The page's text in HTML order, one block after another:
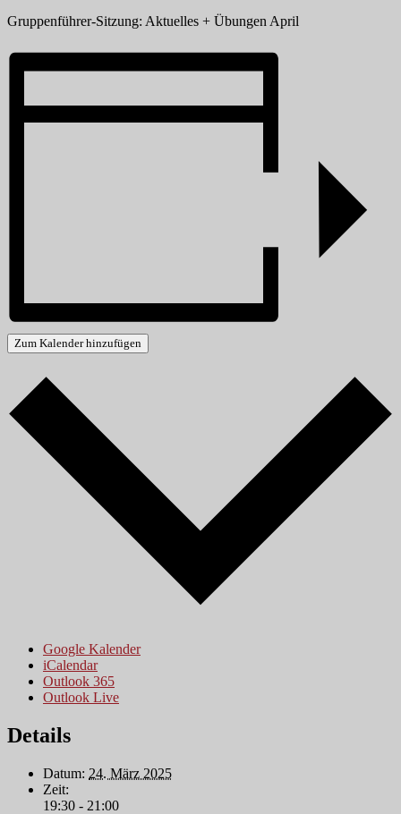
Gruppenführer-Sitzung: Aktuelles + Übungen April
Zum Kalender hinzufügen
Google Kalender
iCalendar
Outlook 365
Outlook Live
Details
Datum: 24. März 2025
Zeit:
19:30 - 21:00